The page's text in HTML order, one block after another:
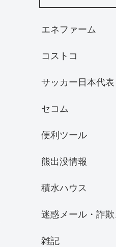
エネファーム
コストコ
サッカー日本代表
セコム
便利ツール
熊出没情報
積水ハウス
迷惑メール・詐
雑記